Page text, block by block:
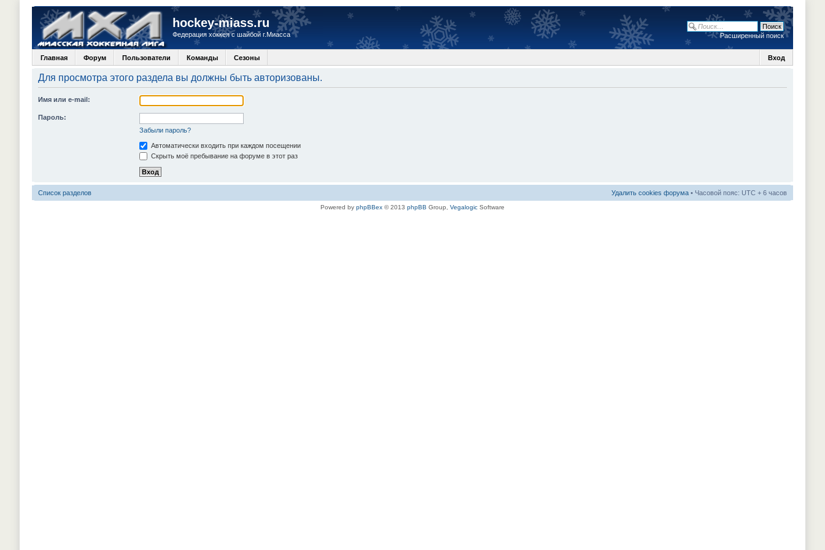
hockey-miass.ru
Федерация хоккея с шайбой г.Миасса Расширенный поиск
Главная Форум Пользователи Команды Сезоны Вход
Для просмотра этого раздела вы должны быть авторизованы.
Имя или e-mail:
Пароль:
Забыли пароль?
Автоматически входить при каждом посещении
Скрыть моё пребывание на форуме в этот раз
Список разделов Удалить cookies форума • Часовой пояс: UTC + 6 часов
Powered by phpBBex © 2013 phpBB Group, Vegalogic Software